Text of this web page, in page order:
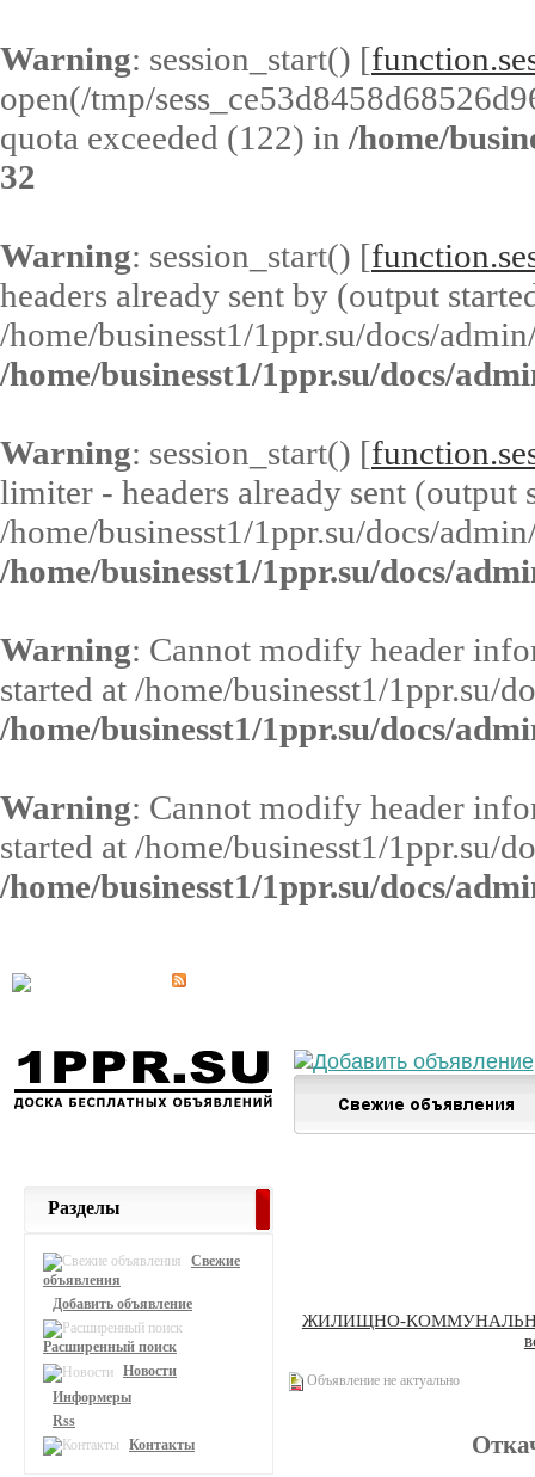
Warning: session_start() [
open(/tmp/
quota exceeded (122) in /home/
32
Warning: session_start() [
headers already sent by (output
/home/businesst1/1ppr.su/docs/
/home/businesst1/1ppr.su/docs/
Warning: session_start() [
limiter - headers already sent (output
/home/businesst1/1ppr.su/docs/
/home/businesst1/1ppr.su/docs/
Warning: Cannot modify header
started at /home/businesst1/1ppr.su/
/home/businesst1/1ppr.su/docs/
Warning: Cannot modify header
started at /home/businesst1/1ppr.su/
/home/businesst1/1ppr.su/docs/
ЖИЛИЩНО-
Объявление не актуально
Разделы
Свежие
объявления
Добавить объявление
Расширенный поиск
Новости
Информеры
Rss
Контакты